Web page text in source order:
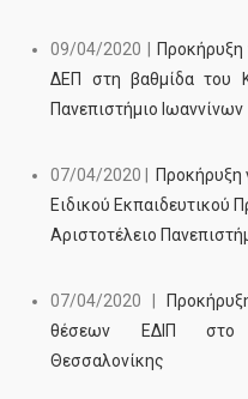
09/04/2020 |
ΔΕΠ στη βαθμίδα του
Πανεπιστήμιο Ιωαννίνων
07/04/2020 | Προκήρυξη
Ειδικού Εκπαιδευτικού
Αριστοτέλειο
07/04/2020 |
θέσεων ΕΔΙΠ στο
Θεσσαλονίκης